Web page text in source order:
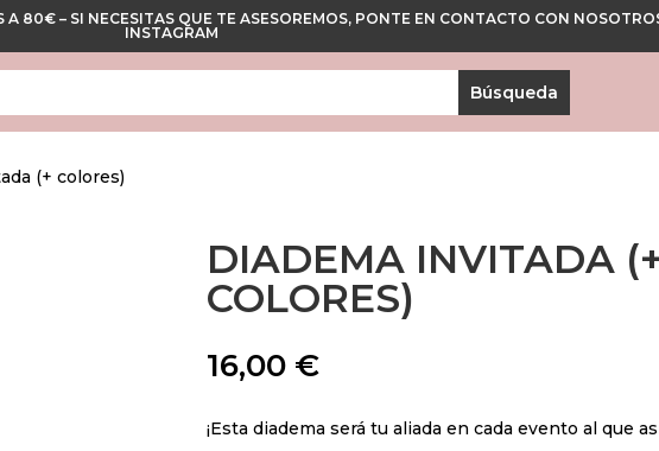
80€ – SI NECESITAS QUE TE ASESOREMOS, PONTE EN CONTACTO CON
INSTAGRAM
(+ colores)
DIADEMA INVITADA
COLORES)
16,00 €
¡Esta diadema será tu aliada en cada evento al que